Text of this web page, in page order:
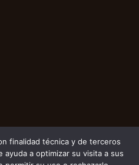
finalidad técnica y de terceros
ayuda a optimizar su visita a sus